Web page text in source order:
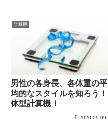
計算機
男性の各身長、各体重の平
均的なスタイルを知ろう！
体型計算機！
2020.09.09